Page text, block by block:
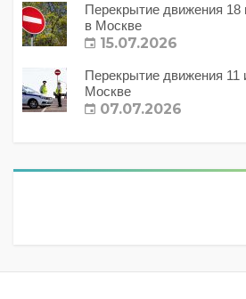
Перекрытие движения 18
в Москве
15.07.2026
Перекрытие движения 11
Москве
07.07.2026